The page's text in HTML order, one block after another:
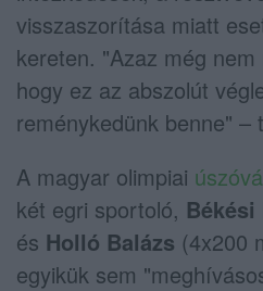
visszaszorítása miatt
kereten. "Azaz még
hogy ez az abszolút
reménykedünk benne" –
A magyar olimpiai
két egri sportoló, Békési
és Holló Balázs (4x200
egyikük sem